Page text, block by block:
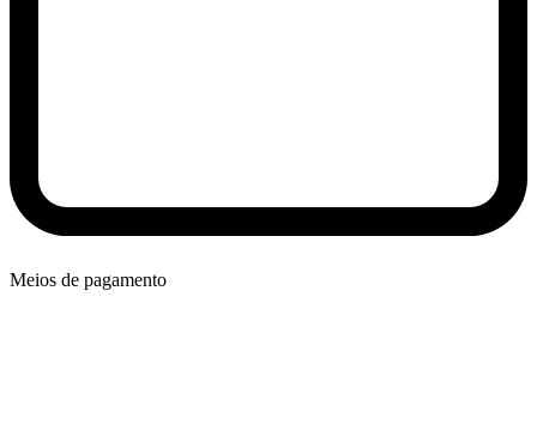
Meios de pagamento